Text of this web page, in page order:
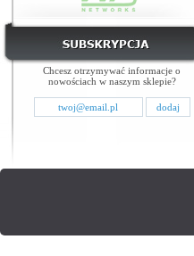
Chcesz otrzymywać informacje o
nowościach w naszym sklepie?